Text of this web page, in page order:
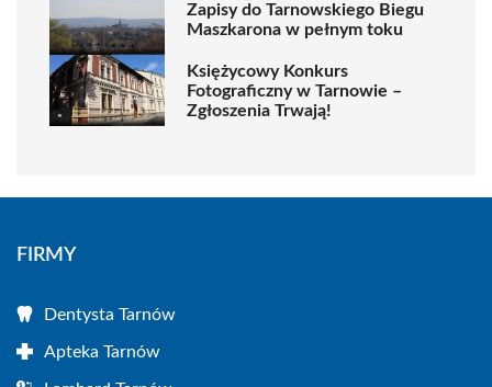
Zapisy do Tarnowskiego Biegu
Maszkarona w pełnym toku
Księżycowy Konkurs
Fotograficzny w Tarnowie –
Zgłoszenia Trwają!
FIRMY
Dentysta Tarnów
Apteka Tarnów